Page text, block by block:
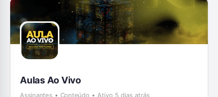
Aulas Ao Vivo
Assinantes Conteúdo Ativo 5 dias atrás